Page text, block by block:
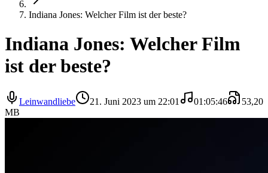
Indiana Jones: Welcher Film ist der beste?
Indiana Jones: Welcher Film
ist der beste?
Leinwandliebe 21. Juni 2023 um 22:01 01:05:46
53,20
MB